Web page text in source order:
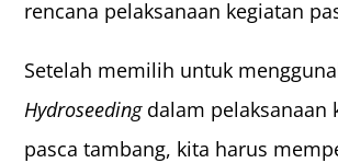
rencana pelaksanaan kegiatan
Setelah memilih untuk
Hydroseedingdalam pelaksanaan
pasca tambang, kita harus